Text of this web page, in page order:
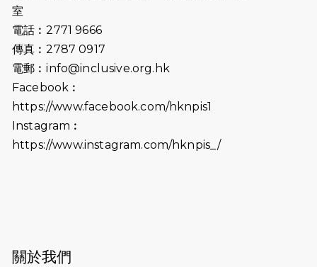
2026-07-02
2026-06-25
（19:00開始）
2026-06-18
猛龍長跑隊恆常練習 - 6月18日
2026-06-11
猛龍長跑隊恆常練習 - 6月11日（19:00
2026-05-28
室
電話︰2771 9666
傳真︰2787 0917
電郵︰info@inclusive.org.hk
Facebook︰
https://www.facebook.com/hknpis1
Instagram︰
https://www.instagram.com/hknpis_/
關於我們